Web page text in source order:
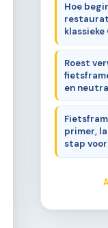
Hoe
Roest
en
primer,
stap